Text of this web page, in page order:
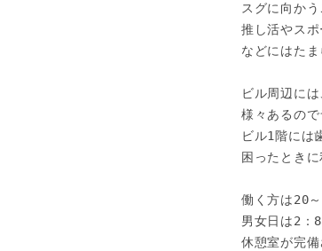
スグに向か
推し活やス
などにはた
ビル周辺に
様々あるの
ビル1階には
困ったときに
働く方は20
男女日は2：8
休憩室が完備